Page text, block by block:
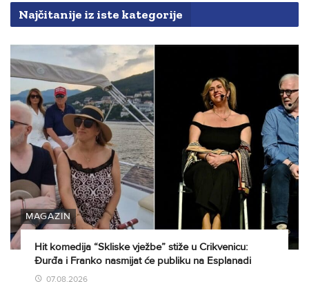
Najčitanije iz iste kategorije
MAGAZIN
Hit komedija “Skliske vježbe” stiže u Crikvenicu:
Đurđa i Franko nasmijat će publiku na Esplanadi
07.08.2026